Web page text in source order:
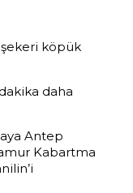
köpük
dakika daha
Antep
Kabartma